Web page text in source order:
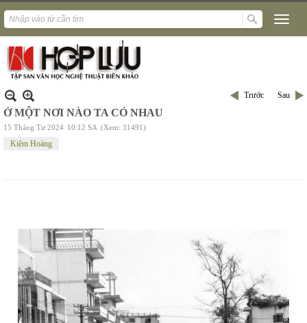
Trước Sau
Ở MỘT NƠI NÀO TA CÓ NHAU
15 Tháng Tư 2024 10:12 SA (Xem: 31491)
Kiệm Hoàng